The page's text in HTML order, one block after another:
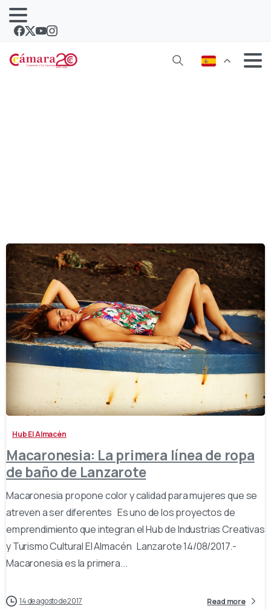
Hub El Almacén
Macaronesia: La primera línea de ropa
de baño de Lanzarote
Macaronesia propone color y calidad para mujeres que se
atreven a ser diferentes Es uno de los proyectos de
emprendimiento que integran el Hub de Industrias Creativas
y Turismo Cultural El Almacén Lanzarote 14/08/2017.-
Macaronesia es la primera...
14 de agosto de 2017 Read more